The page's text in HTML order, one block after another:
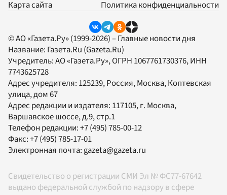
Карта сайта
Политика конфиденциальности
© АО «Газета.Ру» (1999-2026) – Главные новости дня
Название: Газета.Ru (Gazeta.Ru)
Учредитель:АО «Газета.Ру», ОГРН 1067761730376, ИНН
7743625728
Адрес учредителя: 125239, Россия, Москва, Коптевская
улица, дом 67
Адрес редакции и издателя: 117105, г. Москва,
Варшавское шоссе, д.9, стр.1
Телефон редакции:+7 (495) 785-00-12
Факс:+7 (495) 785-17-01
Электронная почта:gazeta@gazeta.ru
Свидетельство о регистрации СМИ Эл № ФС77-67642
выдано федеральной службой по надзору в сфере